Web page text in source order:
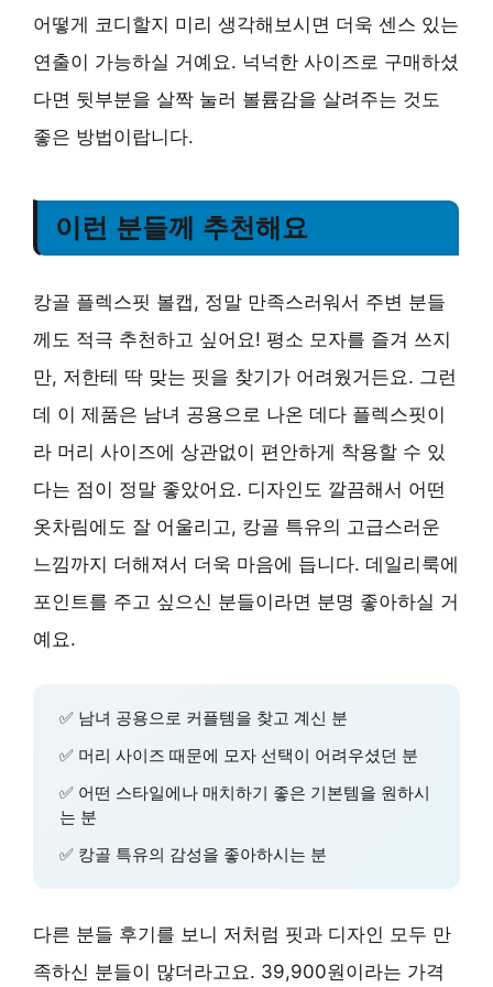
어떻게 코디할지 미리 생각해보시면 더욱 센스 있는
연출이 가능하실 거예요. 넉넉한 사이즈로 구매하셨
다면 뒷부분을 살짝 눌러 볼륨감을 살려주는 것도
좋은 방법이랍니다.
이런 분들께 추천해요
캉골 플렉스핏 볼캡, 정말 만족스러워서 주변 분들
께도 적극 추천하고 싶어요! 평소 모자를 즐겨 쓰지
만, 저한테 딱 맞는 핏을 찾기가 어려웠거든요. 그런
데 이 제품은 남녀 공용으로 나온 데다 플렉스핏이
라 머리 사이즈에 상관없이 편안하게 착용할 수 있
다는 점이 정말 좋았어요. 디자인도 깔끔해서 어떤
옷차림에도 잘 어울리고, 캉골 특유의 고급스러운
느낌까지 더해져서 더욱 마음에 듭니다. 데일리룩에
포인트를 주고 싶으신 분들이라면 분명 좋아하실 거
예요.
✅ 남녀 공용으로 커플템을 찾고 계신 분
✅ 머리 사이즈 때문에 모자 선택이 어려우셨던 분
✅ 어떤 스타일에나 매치하기 좋은 기본템을 원하시
는 분
✅ 캉골 특유의 감성을 좋아하시는 분
다른 분들 후기를 보니 저처럼 핏과 디자인 모두 만
족하신 분들이 많더라고요. 39,900원이라는 가격